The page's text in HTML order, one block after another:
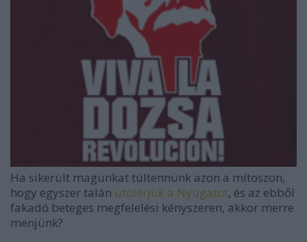
Ha sikerült magunkat túltennünk azon a mítoszon,
hogy egyszer talán utolérjük a Nyugatot, és az ebből
fakadó beteges megfelelési kényszeren, akkor merre
menjünk?